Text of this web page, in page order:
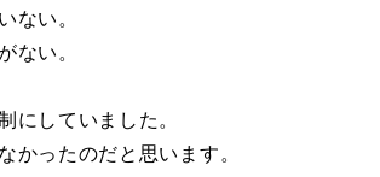
ない。
ない。
にしていました。
かったのだと思います。